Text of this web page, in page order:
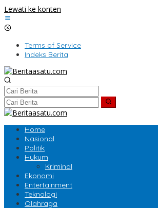
Lewati ke konten
Terms of Service
Indeks Berita
Home
Nasional
Politik
Hukum
Kriminal
Ekonomi
Entertainment
Teknologi
Olahraga